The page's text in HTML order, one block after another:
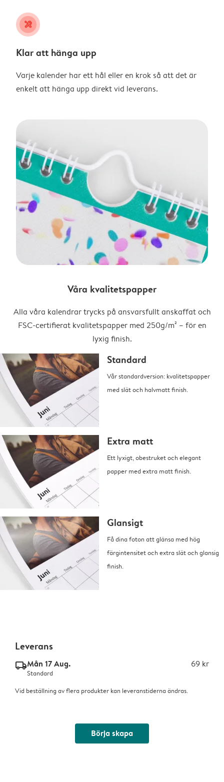
tools
Klar att hänga upp
Varje kalender har ett hål eller en krok så att det är
enkelt att hänga upp direkt vid leverans.
Våra kvalitetspapper
Alla våra kalendrar trycks på ansvarsfullt anskaffat och
FSC-certifierat kvalitetspapper med 250g/m² – för en
lyxig finish.
Standard
Vår standardversion: kvalitetspapper
med slät och halvmatt finish.
Extra matt
Ett lyxigt, obestruket och elegant
papper med extra matt finish.
Glansigt
Få dina foton att glänsa med hög
färgintensitet och extra slät och glansig
finish.
Leverans
delivery_standard_v2Mån 17 Aug. 69 kr
Standard
Vid beställning av flera produkter kan leveranstiderna ändras.
Börja skapa